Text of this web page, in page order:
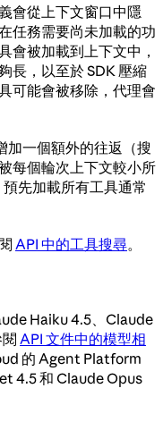
會從上下文窗口中隱
任務需要尚未加載的功
會被加載到上下文中，
長，以至於 SDK 壓縮
可能會被移除，代理會
加一個額外的往返（搜
每個輪次上下文較小所
先加載所有工具通常
API 中的工具搜尋。
Haiku 4.5、Claude
API 文件中的模型相
的 Agent Platform
4.5 和 Claude Opus